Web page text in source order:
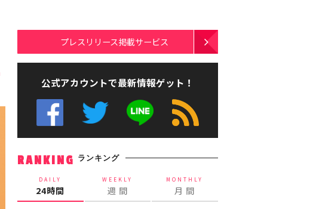
プレスリリース掲載サービス
公式アカウントで最新情報ゲット！
RANKING ランキング
DAILY
24時間
WEEKLY
週 間
MONTHLY
月 間